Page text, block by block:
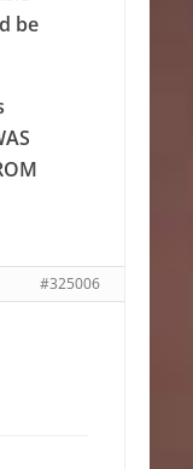
be
#325006